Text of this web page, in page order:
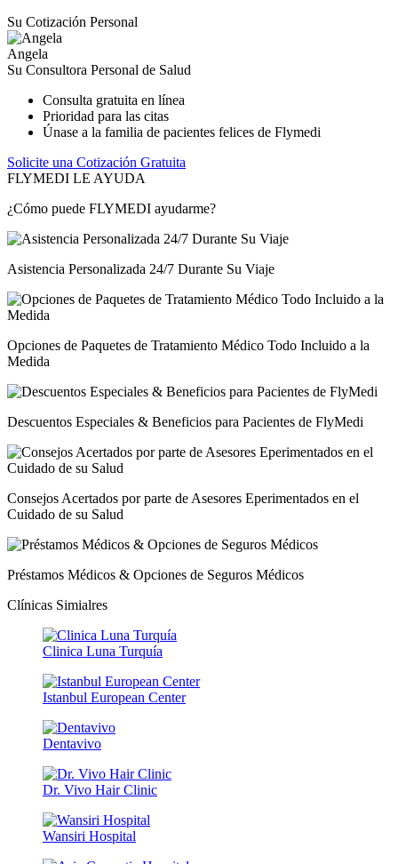
Su Cotización Personal
Angela
Su Consultora Personal de Salud
Consulta gratuita en línea
Prioridad para las citas
Únase a la familia de pacientes felices de Flymedi
Solicite una Cotización Gratuita
FLYMEDI LE AYUDA
¿Cómo puede FLYMEDI ayudarme?
Asistencia Personalizada 24/7 Durante Su Viaje
Opciones de Paquetes de Tratamiento Médico Todo Incluido a la
Medida
Descuentos Especiales & Beneficios para Pacientes de FlyMedi
Consejos Acertados por parte de Asesores Eperimentados en el
Cuidado de su Salud
Préstamos Médicos & Opciones de Seguros Médicos
Clínicas Simialres
Clinica Luna Turquía
Istanbul European Center
Dentavivo
Dr. Vivo Hair Clinic
Wansiri Hospital